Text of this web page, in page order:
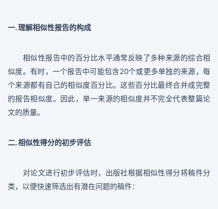
一. 理解相似性报告的构成
相似性报告中的百分比水平通常反映了多种来源的综合相
似度。有时，一个报告中可能包含20个或更多单独的来源，每
个来源都有自己的相似度百分比。这些百分比最终合并成完整
的报告相似度。因此，单一来源的相似度并不完全代表整篇论
文的质量。
二. 相似性得分的初步评估
对论文进行初步评估时，出版社根据相似性得分将稿件分
类，以便快速筛选出有潜在问题的稿件：